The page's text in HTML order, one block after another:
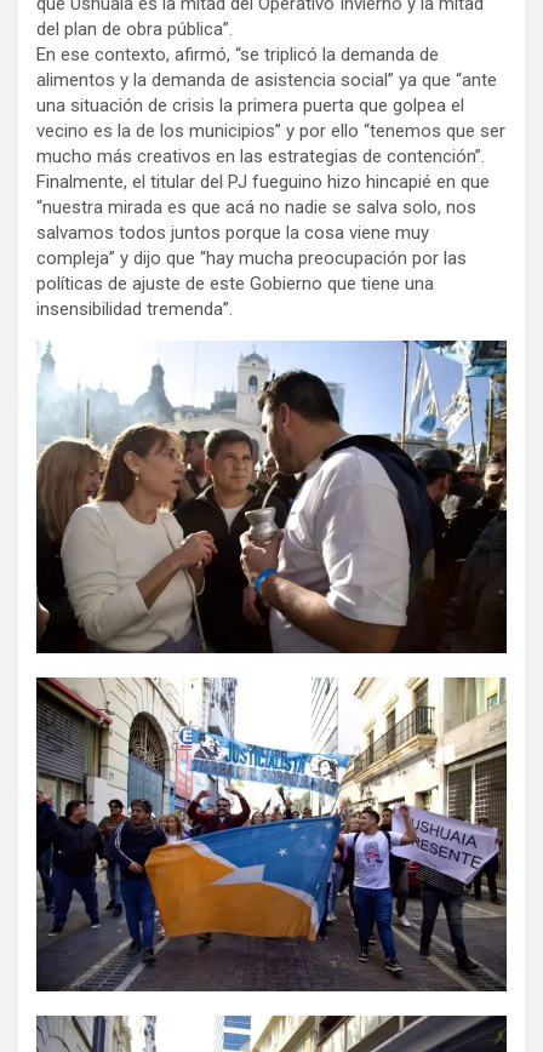
del plan de obra pública”.
En ese contexto, afirmó, “se triplicó la demanda de
alimentos y la demanda de asistencia social” ya que “ante
una situación de crisis la primera puerta que golpea el
vecino es la de los municipios” y por ello “tenemos que ser
mucho más creativos en las estrategias de contención”.
Finalmente, el titular del PJ fueguino hizo hincapié en que
“nuestra mirada es que acá no nadie se salva solo, nos
salvamos todos juntos porque la cosa viene muy
compleja” y dijo que “hay mucha preocupación por las
políticas de ajuste de este Gobierno que tiene una
insensibilidad tremenda”.